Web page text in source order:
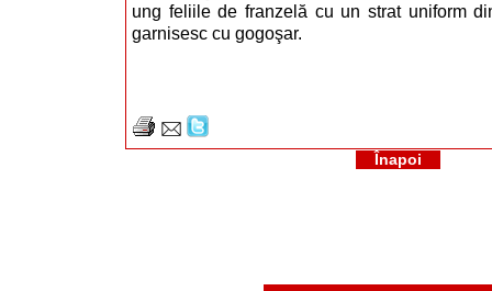
ung feliile de franzelă cu un strat uniform
garnisesc cu gogoşar.
Înapoi